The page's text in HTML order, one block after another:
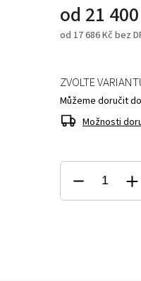
od 21
od 17 686 Kč bez
ZVOLTE
Můžeme doručit
Možnosti